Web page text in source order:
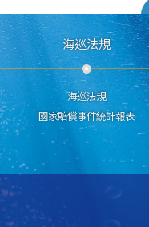
海巡法規
海巡法規
國家賠償事件統計報表